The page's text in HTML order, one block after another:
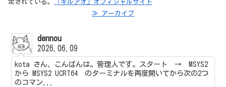
定されている。
「キルアオ」オフィシャルサイト
≫ アーカイブ
dennou
2026.06.09
kota さん、こんばんは。管理人です。スタート → MSYS2
から MSYS2 UCRT64 のターミナルを再度開いてから次の2つ
のコマン...